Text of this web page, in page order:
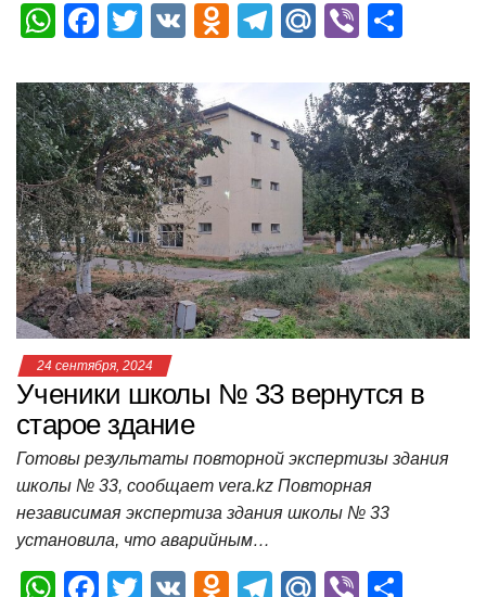
W
at
s
A
p
p
F
c
e
b
o
o
k
T
tt
er
V
O
o
a
ss
ni
ki
T
e
gr
a
m
M
.R
u
Vi
er п
р
а
в
и
т
ь
24 сентября, 2024
Ученики школы № 33 вернутся в
старое здание
Готовы результаты повторной экспертизы здания
школы № 33, сообщает vera.kz Повторная
независимая экспертиза здания школы № 33
установила, что аварийным…
W F
T
V
O
T
M Vi